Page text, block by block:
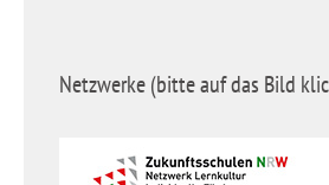
Netzwerke (bitte auf das Bild